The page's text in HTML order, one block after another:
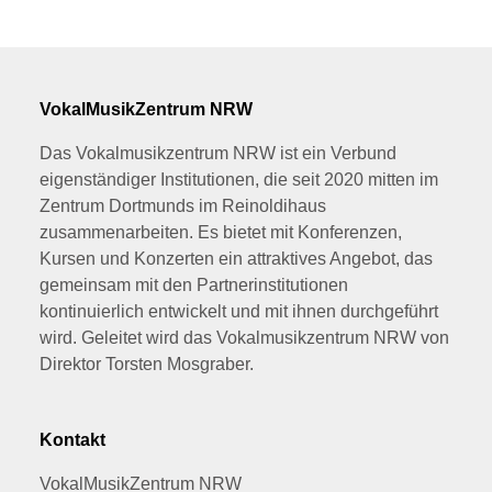
VokalMusikZentrum NRW
Das Vokalmusikzentrum NRW ist ein Verbund
eigenständiger Institutionen, die seit 2020 mitten im
Zentrum Dortmunds im Reinoldihaus
zusammenarbeiten. Es bietet mit Konferenzen,
Kursen und Konzerten ein attraktives Angebot, das
gemeinsam mit den Partnerinstitutionen
kontinuierlich entwickelt und mit ihnen durchgeführt
wird. Geleitet wird das Vokalmusikzentrum NRW von
Direktor Torsten Mosgraber.
Kontakt
VokalMusikZentrum NRW